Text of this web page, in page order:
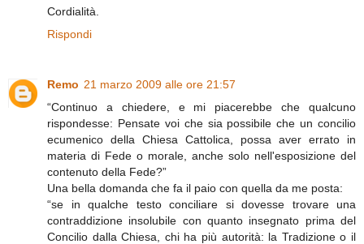
Cordialità.
Rispondi
Remo 21 marzo 2009 alle ore 21:57
“Continuo a chiedere, e mi piacerebbe che qualcuno
rispondesse: Pensate voi che sia possibile che un concilio
ecumenico della Chiesa Cattolica, possa aver errato in
materia di Fede o morale, anche solo nell'esposizione del
contenuto della Fede?”
Una bella domanda che fa il paio con quella da me posta:
“se in qualche testo conciliare si dovesse trovare una
contraddizione insolubile con quanto insegnato prima del
Concilio dalla Chiesa, chi ha più autorità: la Tradizione o il